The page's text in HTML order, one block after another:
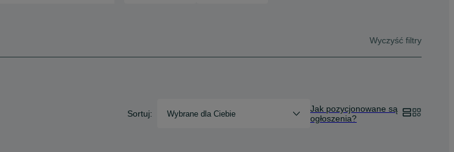
Wyczyść filtry
Sortuj: Wybrane dla Ciebie
Jak pozycjonowane są
ogłoszenia?